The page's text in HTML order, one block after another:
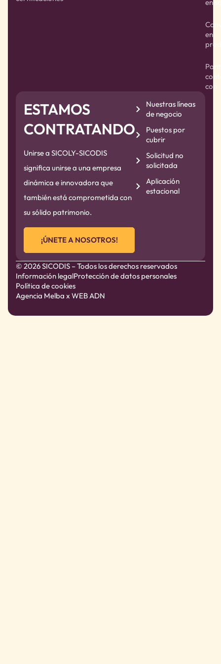
en
en
con
ESTAMOS
CONTRATANDO
Unirse a SICOLY-SICODIS
significa unirse a una empresa
dinámica e innovadora que
también está comprometida con
su sólido patrimonio.
¡ÚNETE A NOSOTROS!
Nuestras líneas
de negocio
Puestos por
cubrir
Solicitud no
solicitada
Aplicación
estacional
© 2026 SICODIS – Todos los derechos reservados
Información legalProtección de datos personales
Política de cookies
Agencia Melba x WEB ADN